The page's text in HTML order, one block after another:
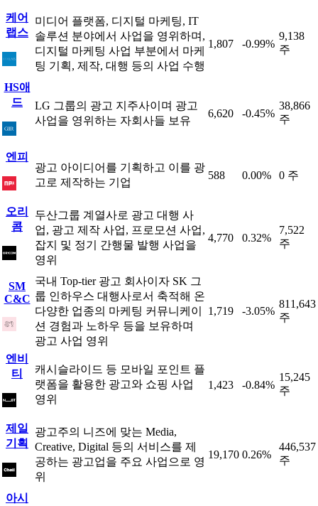
케어
랩스
미디어 플랫폼, 디지털 마케팅, IT
솔루션 분야에서 사업을 영위하며,
디지털 마케팅 사업 부분에서 마케
팅 기획, 제작, 대행 등의 사업 수행
1,807 -0.99%
9,138
주
HS애
드
LG 그룹의 광고 지주사이며 광고
사업을 영위하는 자회사들 보유
6,620 -0.45%
38,866
주
엔피
광고 아이디어를 기획하고 이를 광
고로 제작하는 기업
588 0.00% 0 주
오리
콤
두산그룹 계열사로 광고 대행 사
업, 광고 제작 사업, 프로모션 사업,
잡지 및 정기 간행물 발행 사업을
영위
4,770 0.32%
7,522
주
SM
C&C
국내 Top-tier 광고 회사이자 SK 그
룹 인하우스 대행사로서 축적해 온
다양한 업종의 마케팅 커뮤니케이
션 경험과 노하우 등을 보유하며
광고 사업 영위
1,719 -3.05%
811,643
주
엔비
티
캐시슬라이드 등 모바일 포인트 플
랫폼을 활용한 광고와 쇼핑 사업
영위
1,423 -0.84%
15,245
주
제일
기획
광고주의 니즈에 맞는 Media,
Creative, Digital 등의 서비스를 제
공하는 광고업을 주요 사업으로 영
위
19,170 0.26%
446,537
주
아시